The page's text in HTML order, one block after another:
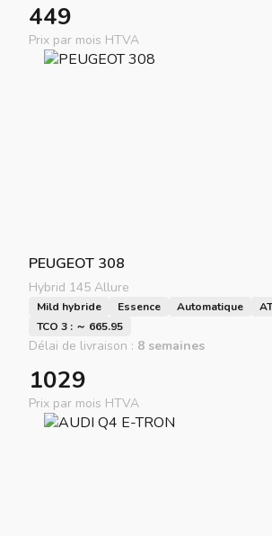
449
Prix par mois HTVA
PEUGEOT 308
Hybrid 145 Allure
Mild hybride Essence Automatique
TCO 3 : ～ 665.95
Délai de livraison : 8 semaines
1029
Prix par mois HTVA